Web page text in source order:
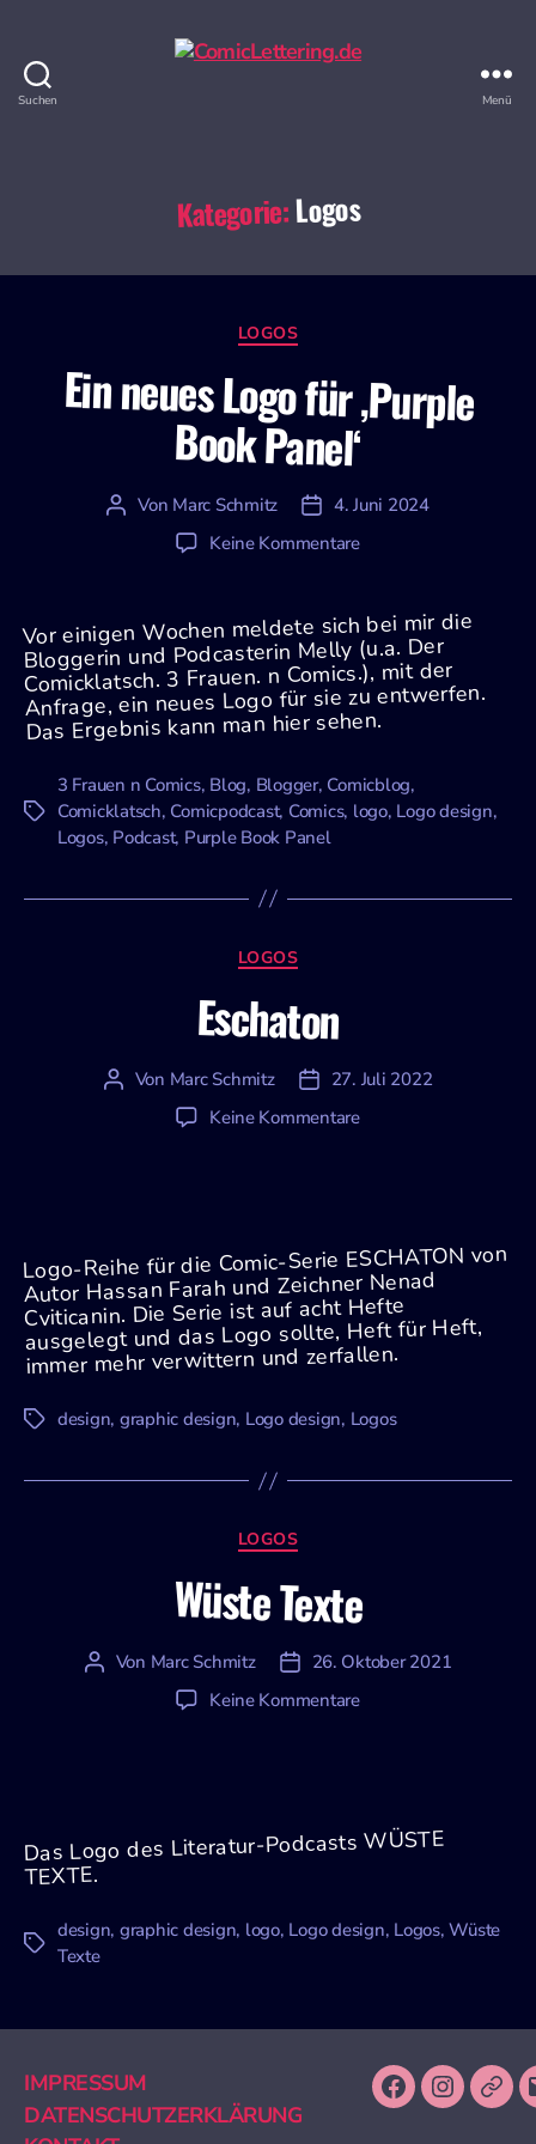
Suchen Menü
Kategorie:Logos
Kategorien
LOGOS
Ein neues Logo für ‚Purple
Book Panel‘
Beitragsautor
Von Marc Schmitz Veröffentlichungsdatum
4. Juni 2024
Keine Kommentarezu
Logo
für
‚Purple
Book
Panel‘
Vor einigen Wochen meldete sich bei mir die
Bloggerin und Podcasterin Melly (u.a. Der
Comicklatsch. 3 Frauen. n Comics.), mit der
Anfrage, ein neues Logo für sie zu entwerfen.
Das Ergebnis kann man hier sehen.
Schlagwörter
3 Frauen n Comics, Blog, Blogger, Comicblog,
Comicklatsch, Comicpodcast, Comics, logo, Logo design,
Logos, Podcast, Purple Book Panel
Kategorien
LOGOS
Eschaton
Beitragsautor
Von Marc Schmitz Veröffentlichungsdatum
27. Juli 2022
Keine Kommentarezu
Logo-Reihe für die Comic-Serie ESCHATON von
Autor Hassan Farah und Zeichner Nenad
Cviticanin. Die Serie ist auf acht Hefte
ausgelegt und das Logo sollte, Heft für Heft,
immer mehr verwittern und zerfallen.
Schlagwörter
design, graphic design, Logo design, Logos
Kategorien
LOGOS
Wüste Texte
Beitragsautor
Von Marc Schmitz Veröffentlichungsdatum
26. Oktober 2021
Keine Kommentarezu
Das Logo des Literatur-Podcasts WÜSTE
TEXTE.
Schlagwörter
design, graphic design, logo, Logo design, Logos,Wüste
Texte
IMPRESSUM
DATENSCHUTZERKLÄRUNG
FacebookInstagram